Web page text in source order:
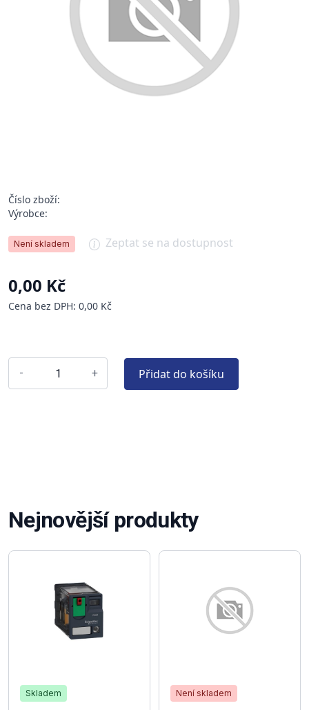
Číslo zboží:
Výrobce:
Není skladem Zeptat se na dostupnost
0,00 Kč
Cena bez DPH: 0,00 Kč
- + Přidat do košíku
Nejnovější produkty
Skladem Není skladem